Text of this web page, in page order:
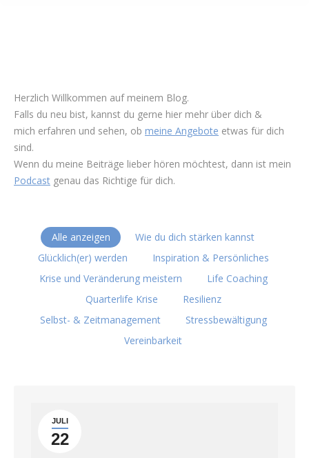
Herzlich Willkommen auf meinem Blog.
Falls du neu bist, kannst du gerne hier mehr über dich &
mich erfahren und sehen, ob meine Angebote etwas für dich
sind.
Wenn du meine Beiträge lieber hören möchtest, dann ist mein
Podcast genau das Richtige für dich.
Alle anzeigen
Wie du dich stärken kannst
Glücklich(er) werden
Inspiration & Persönliches
Krise und Veränderung meistern
Life Coaching
Quarterlife Krise
Resilienz
Selbst- & Zeitmanagement
Stressbewältigung
Vereinbarkeit
JULI
22